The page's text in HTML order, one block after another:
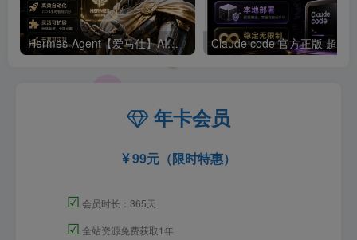
Hermes-Agent【爱马仕】AI自动化部署【会员免费领取安装包】
年卡会员
99元（限时特惠）
☑ 会员时长：365天
☑ 全站资源免费获取1年